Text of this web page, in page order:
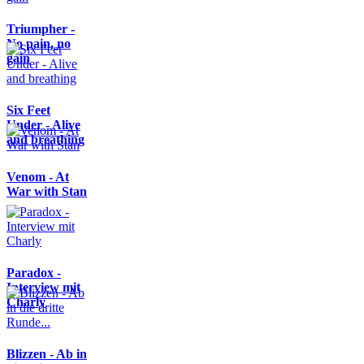
Triumpher -
No pain, no
gain
Six Feet
Under - Alive
and breathing
Venom - At
War with Stan
Paradox -
Interview mit
Charly
Blizzen - Ab in